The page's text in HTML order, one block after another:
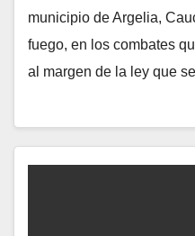
municipio de Argelia,
fuego, en los combates
al margen de la ley que